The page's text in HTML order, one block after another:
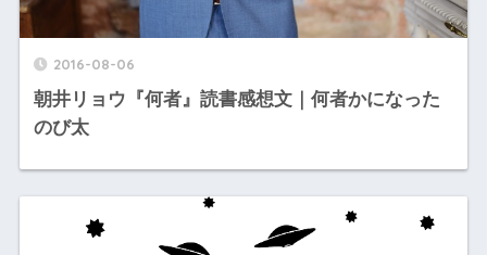
2016-08-06
朝井リョウ『何者』読書感想文｜何者かになった
のび太